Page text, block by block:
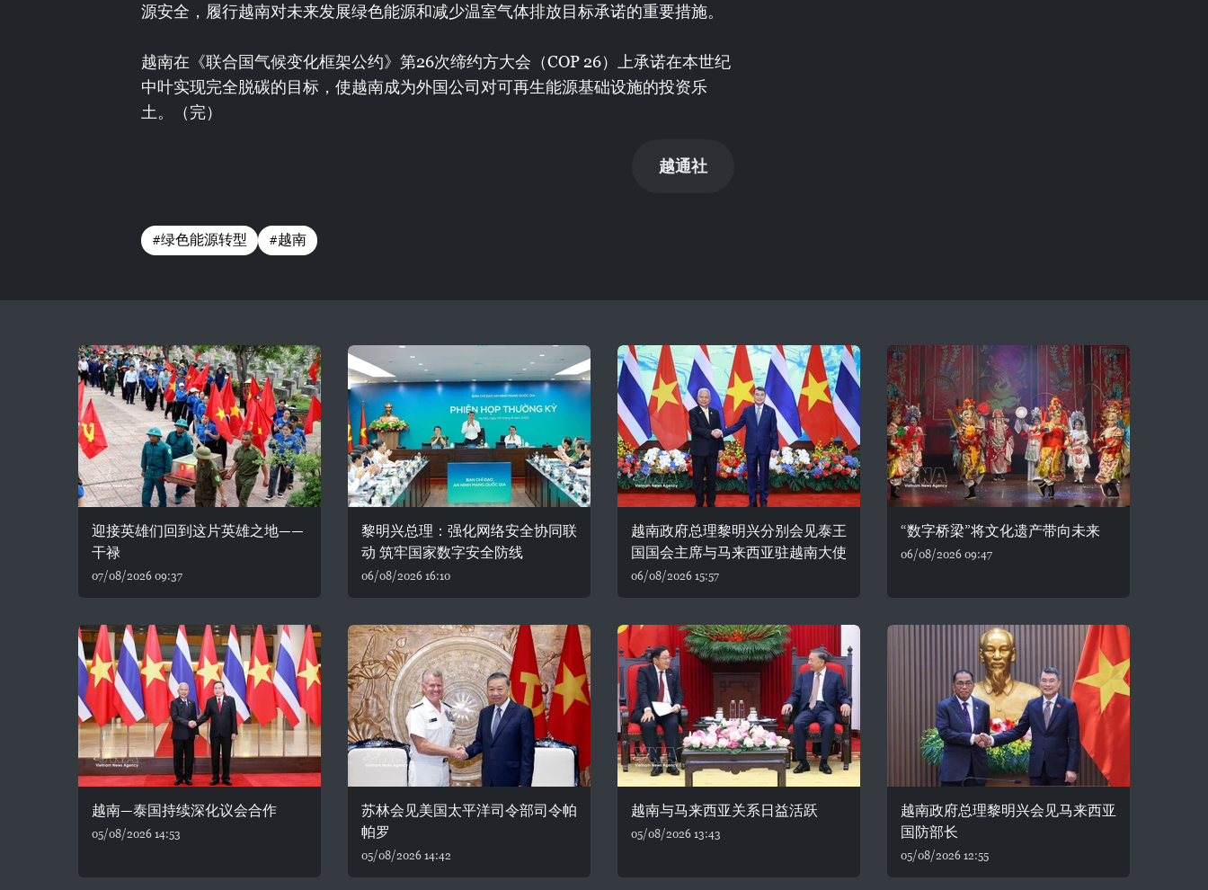
源安全，履行越南对未来发展绿色能源和减少温室气体排放目标承诺的重要措施。
越南在《联合国气候变化框架公约》第26次缔约方大会（COP 26）上承诺在本世纪
中叶实现完全脱碳的目标，使越南成为外国公司对可再生能源基础设施的投资乐
土。（完）
越通社
#绿色能源转型 #越南
迎接英雄们回到这片英雄之地——
干禄
07/08/2026 09:37
黎明兴总理：强化网络安全协同联
动 筑牢国家数字安全防线
06/08/2026 16:10
越南政府总理黎明兴分别会见泰王
国国会主席与马来西亚驻越南大使
06/08/2026 15:57
“数字桥梁”将文化遗产带向未来
06/08/2026 09:47
越南—泰国持续深化议会合作
05/08/2026 14:53
苏林会见美国太平洋司令部司令帕
帕罗
05/08/2026 14:42
越南与马来西亚关系日益活跃
05/08/2026 13:43
越南政府总理黎明兴会见马来西亚
国防部长
05/08/2026 12:55